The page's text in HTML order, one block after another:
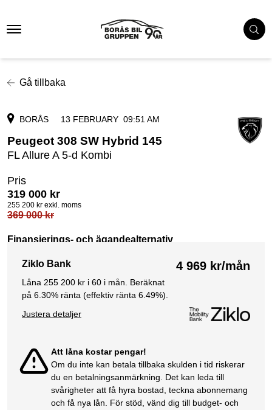
Gå tillbaka
BORÅS 13 FEBRUARY 09:51 AM
Peugeot 308 SW Hybrid 145
FL Allure A 5-d Kombi
Pris
319 000 kr
255 200 kr exkl. moms
369 000kr
Finansierings- och ägandealternativ
Att låna kostar pengar!
Om du inte kan betala tillbaka skulden i tid riskerar
du en betalningsanmärkning. Det kan leda till
svårigheter att få hyra bostad, teckna abonnemang
och få nya lån. För stöd, vänd dig till budget- och
Ziklo Bank
Låna 255 200 kr i 60 i mån. Beräknat
på 6.30% ränta (effektiv ränta 6.49%).
Justera detaljer
4 969 kr/mån